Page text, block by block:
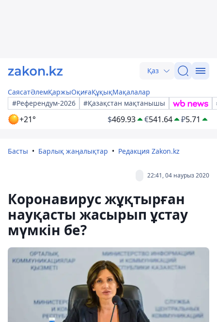
Қаз
СаясатӘлемҚаржыОқиғаҚұқықМақалалар
#Референдум-2026
#Қазақстан мақтанышы
+21° $469.93 €541.64 ₽5.71
Басты Барлық жаңалықтар Редакция Zakon.kz
22:41, 04 наурыз 2020
Коронавирус жұқтырған
науқасты жасырып ұстау
мүмкін бе?